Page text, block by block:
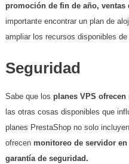
promoción de fin de año, ventas
importante encontrar un plan de
ampliar los recursos disponibles
Seguridad
Sabe que los planes VPS
las otras cosas disponibles que
planes PrestaShop no solo
ofrecen monitoreo de servidor
garantía de seguridad.